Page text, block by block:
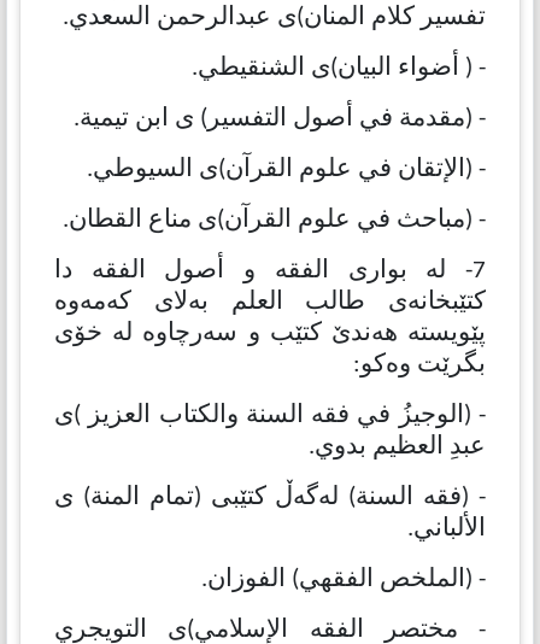
تفسير كلام المنان)ی عبدالرحمن السعدي.
- ( أضواء البیان)ی الشنقیطي.
- (مقدمة في أصول التفسیر) ی ابن تیمیة.
- (الإتقان في علوم القرآن)ی السیوطي.
- (مباحث في علوم القرآن)ی مناع القطان.
7- لە بواری الفقه و أصول الفقه دا
كتێبخانەی طالب العلم بەلای كەمەوە
پێویستە هەندێ كتێب و سەرچاوە لە خۆی
بگرێت وەكو:
- (الوجيزُ في فقه السنة والكتاب العزيز )ی
عبدِ العظيم بدوي.
- (فقه السنة) لەگەڵ كتێبی (تمام المنة) ی
الألباني.
- (الملخص الفقهي) الفوزان.
- مختصر الفقه الإسلامي)ی التویجري